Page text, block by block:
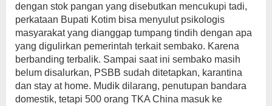
dengan stok pangan yang disebutkan mencukupi tadi,
perkataan Bupati Kotim bisa menyulut psikologis
masyarakat yang dianggap tumpang tindih dengan apa
yang digulirkan pemerintah terkait sembako. Karena
berbanding terbalik. Sampai saat ini sembako masih
belum disalurkan, PSBB sudah ditetapkan, karantina
dan stay at home. Mudik dilarang, penutupan bandara
domestik, tetapi 500 orang TKA China masuk ke